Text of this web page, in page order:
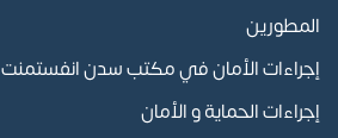
المطورين
إجراءات الأمان في مكتب سدن انفستمنت
إجراءات الحماية و الأمان